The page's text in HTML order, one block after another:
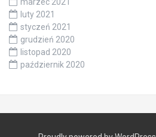
luty 2021
styczeń 2021
grudzień 2020
listopad 2020
październik 2020